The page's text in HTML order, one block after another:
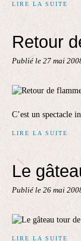
LIRE LA SUITE
Retour
Publié le 27 mai
C’est un spectacle
LIRE LA SUITE
Le
Publié le 26 mai
LIRE LA SUITE